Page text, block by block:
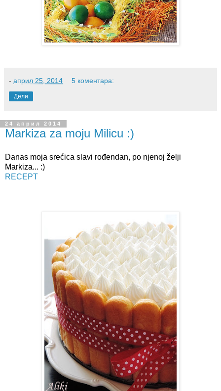
- април 25, 2014 5 коментара:
Дели
24 април 2014
Markiza za moju Milicu :)
Danas moja srećica slavi rođendan, po njenoj želji
Markiza... :)
RECEPT